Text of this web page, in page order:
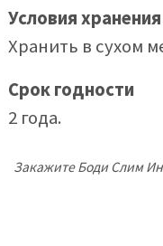
Условия хранения
Хранить в сухом
Срок годности
2 года.
Закажите Боди Слим